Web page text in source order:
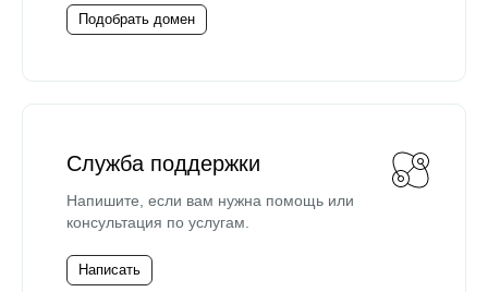
Подобрать домен
Служба поддержки
Напишите, если вам нужна помощь или
консультация по услугам.
Написать